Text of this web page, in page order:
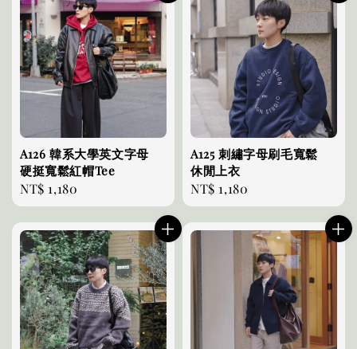
A126 韓系大學英文字母
硬挺寬鬆紅帽Tee
Regular
price
NT$ 1,180
A125 刺繡字母刷毛寬鬆
休閒上衣
Regular
price
NT$ 1,180